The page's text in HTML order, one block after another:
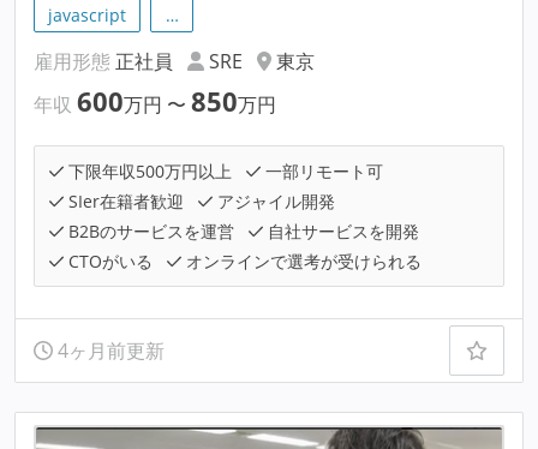
javascript
…
雇用形態 正社員 SRE
東京
年収 600万円 〜 850万円
下限年収500万円以上
一部リモート可
SIer在籍者歓迎
アジャイル開発
B2Bのサービスを運営
自社サービスを開発
CTOがいる
オンラインで選考が受けられる
4ヶ月前更新